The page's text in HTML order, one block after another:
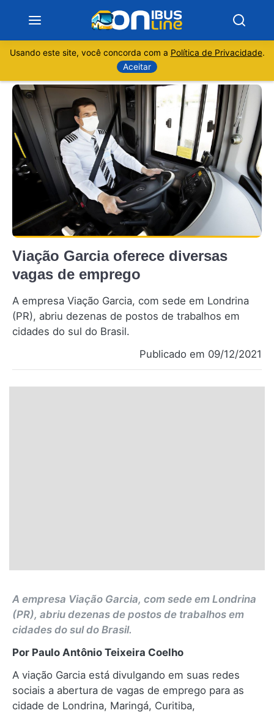
Sobre
Minas Gerais
São Paulo
Rio de Janeiro
Espírito Santo
Paraná
Rio Grande do Sul
Usando este site, você concorda com a Política de Privacidade.
Aceitar
Viação Garcia oferece diversas
vagas de emprego
A empresa Viação Garcia, com sede em Londrina
(PR), abriu dezenas de postos de trabalhos em
cidades do sul do Brasil.
Publicado em 09/12/2021
A empresa Viação Garcia, com sede em Londrina
(PR), abriu dezenas de postos de trabalhos em
cidades do sul do Brasil.
Por Paulo Antônio Teixeira Coelho
A viação Garcia está divulgando em suas redes
sociais a abertura de vagas de emprego para as
cidade de Londrina, Maringá, Curitiba,